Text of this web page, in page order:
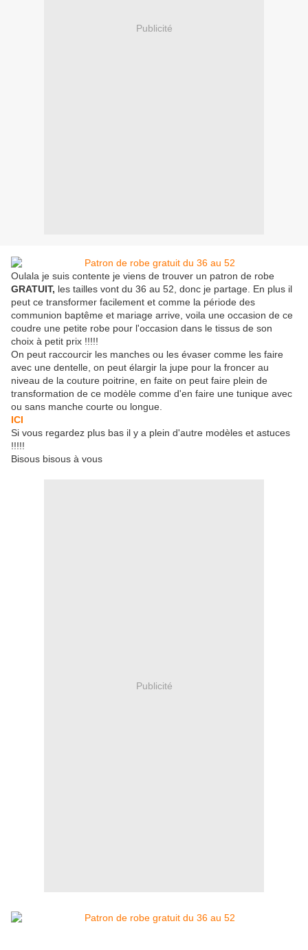
Publicité
Oulala je suis contente je viens de trouver un patron de robe
GRATUIT, les tailles vont du 36 au 52, donc je partage. En plus il
peut ce transformer facilement et comme la période des
communion baptême et mariage arrive, voila une occasion de ce
coudre une petite robe pour l'occasion dans le tissus de son
choix à petit prix !!!!!
On peut raccourcir les manches ou les évaser comme les faire
avec une dentelle, on peut élargir la jupe pour la froncer au
niveau de la couture poitrine, en faite on peut faire plein de
transformation de ce modèle comme d'en faire une tunique avec
ou sans manche courte ou longue.
ICI
Si vous regardez plus bas il y a plein d'autre modèles et astuces
!!!!!
Bisous bisous à vous
Publicité